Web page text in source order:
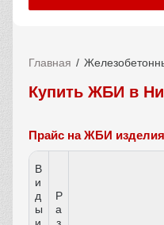
Главная
Купить ЖБИ в
Прайс на ЖБИ
В
и
д
ы
Р
а